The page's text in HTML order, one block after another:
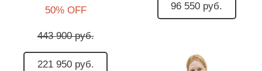
50% OFF
443 900 руб.
221 950 руб.
96 550 руб.